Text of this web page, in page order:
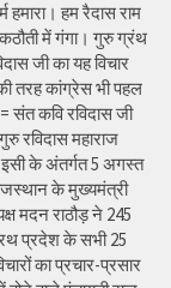
हम रैदास राम
कठौती में गंगा। गुरु ग्रंथ
जी का यह विचार
तरह कांग्रेस भी पहल
कवि रविदास जी
रविदास महाराज
के अंतर्गत 5 अगस्त
के मुख्यमंत्री
मदन राठौड़ ने 245
प्रदेश के सभी 25
का प्रचार-प्रसार